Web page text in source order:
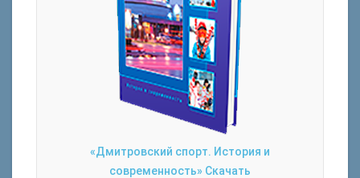
«Дмитровский спорт. История и
современность» Скачать